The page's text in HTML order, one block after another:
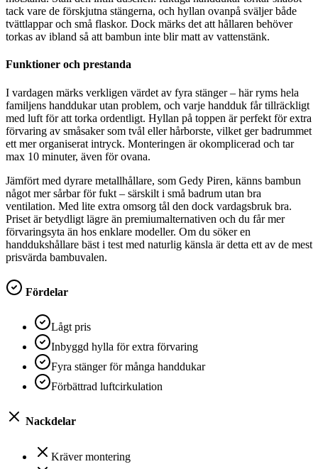
tack vare de förskjutna stängerna, och hyllan ovanpå sväljer både
tvättlappar och små flaskor. Dock märks det att hållaren behöver
torkas av ibland så att bambun inte blir matt av vattenstänk.
Funktioner och prestanda
I vardagen märks verkligen värdet av fyra stänger – här ryms hela
familjens handdukar utan problem, och varje handduk får tillräckligt
med luft för att torka ordentligt. Hyllan på toppen är perfekt för extra
förvaring av småsaker som tvål eller hårborste, vilket ger badrummet
ett mer organiserat intryck. Monteringen är okomplicerad och tar
max 10 minuter, även för ovana.
Jämfört med dyrare metallhållare, som Gedy Piren, känns bambun
något mer sårbar för fukt – särskilt i små badrum utan bra
ventilation. Med lite extra omsorg tål den dock vardagsbruk bra.
Priset är betydligt lägre än premiumalternativen och du får mer
förvaringsyta än hos enklare modeller. Om du söker en
handdukshållare bäst i test med naturlig känsla är detta ett av de mest
prisvärda bambuvalen.
Fördelar
Lågt pris
Inbyggd hylla för extra förvaring
Fyra stänger för många handdukar
Förbättrad luftcirkulation
Nackdelar
Kräver montering